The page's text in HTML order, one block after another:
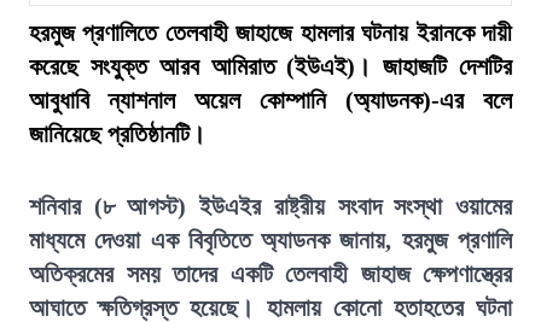
হরমুজ প্রণালিতে তেলবাহী জাহাজে হামলার ঘটনায় ইরানকে দায়ী
করেছে সংযুক্ত আরব আমিরাত (ইউএই)। জাহাজটি দেশটির
আবুধাবি ন্যাশনাল অয়েল কোম্পানি (অ্যাডনক)-এর বলে
জানিয়েছে প্রতিষ্ঠানটি।
শনিবার (৮ আগস্ট) ইউএইর রাষ্ট্রীয় সংবাদ সংস্থা ওয়ামের
মাধ্যমে দেওয়া এক বিবৃতিতে অ্যাডনক জানায়, হরমুজ প্রণালি
অতিক্রমের সময় তাদের একটি তেলবাহী জাহাজ ক্ষেপণাস্ত্রের
আঘাতে ক্ষতিগ্রস্ত হয়েছে। হামলায় কোনো হতাহতের ঘটনা